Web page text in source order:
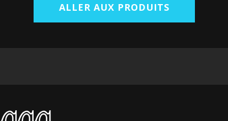
ALLER AUX PRODUITS